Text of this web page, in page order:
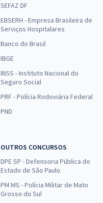
SEFAZ DF
EBSERH - Empresa Brasileira de
Serviços Hospitalares
Banco do Brasil
IBGE
INSS - Instituto Nacional do
Seguro Social
PRF - Polícia Rodoviária Federal
PND
OUTROS CONCURSOS
DPE SP - Defensoria Pública do
Estado de São Paulo
PM MS - Polícia Militar de Mato
Grosso do Sul